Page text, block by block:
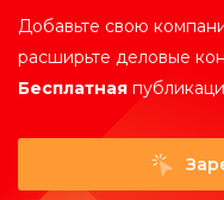
Добавьте свою
расширьте деловые
Бесплатная